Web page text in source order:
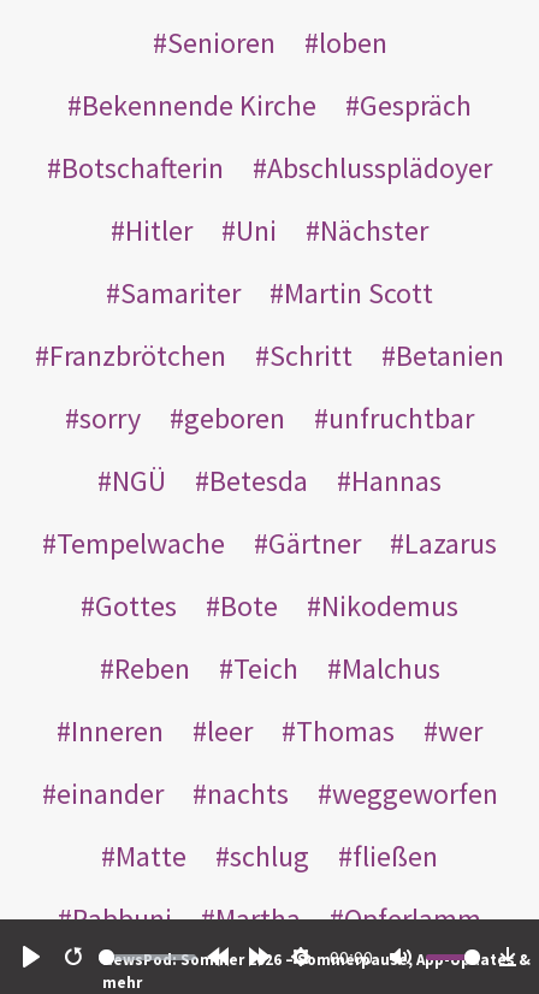
Restart
00:00
NewsPod: Sommer 2026 – Sommerpause, App-Updates &
mehr
Senioren
loben
Bekennende Kirche
Gespräch
Botschafterin
Abschlussplädoyer
Hitler
Uni
Nächster
Samariter
Martin Scott
Franzbrötchen
Schritt
Betanien
sorry
geboren
unfruchtbar
NGÜ
Betesda
Hannas
Tempelwache
Gärtner
Lazarus
Gottes
Bote
Nikodemus
Reben
Teich
Malchus
Inneren
leer Thomas
wer
einander
nachts
weggeworfen
Matte
schlug
fließen
Rabbuni
Martha
Opferlamm
gewaschen
jüdischen